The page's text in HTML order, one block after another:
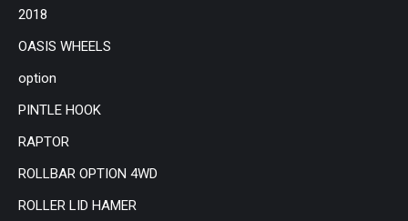
2018
OASIS WHEELS
option
PINTLE HOOK
RAPTOR
ROLLBAR OPTION 4WD
ROLLER LID HAMER